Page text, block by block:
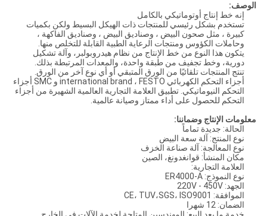
الوصف:
إنه خط إنتاج أوتوماتيكي بالكامل
تستخدم بشكل رئيسي للمنتجات ذات الهيكل البسيط ولكن بكميات
كبيرة ، مثل صحون البيض ، وصناديق البيض ، وصناديق الفاكهة ،
وحاملات الكؤوس ومنتجات الرعاية الطبية القابلة للتخلص منها.
يتكون هذا النوع من خط الإنتاج من نظام هيدروبولبر، وآلة تشكيل
دورية، وخط تجفيف من طبقة واحدة، والمعدات المرتبطة بذلك.
تنتج المنتجات تلقائيًا من الورق المتبقي أو أي نوع آخر من الورق.
أجزاء التحكم الكهربائي international brand ، FESTO و SMC أجزاء
التحكم النيوماتيكي. تطبيق العلامة التجارية العالمية الشهيرة من أجزاء
التحكم للحصول على أداء ممتاز وصيانة عالمية.
معلومات الإنتاج وضماننا:
الحالة: جديدة تماماً
نوع المنتج: آلة سعة البيض
نوع المعالجة: آلة صناعة الخزف
مكان المنشأ: قوانغدونغ، الصين
العلامة التجارية:
نوع النموذج: ER4000-A
الجهد: 220V - 450V
الموافقة: CE، TUV،SGS، ISO9001
الضمان: 12 شهرا